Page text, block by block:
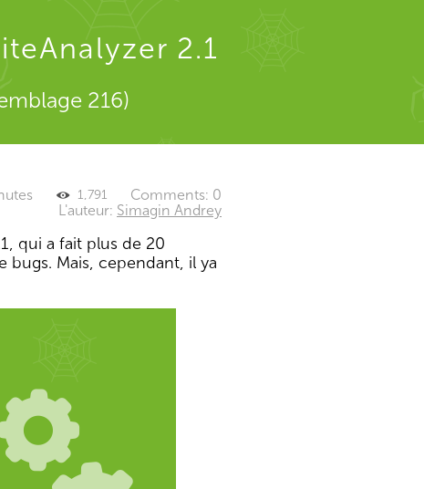
2.1
216)
Comments: 0
1,791
L'auteur: Simagin Andrey
qui a fait plus de 20
Mais, cependant, il ya